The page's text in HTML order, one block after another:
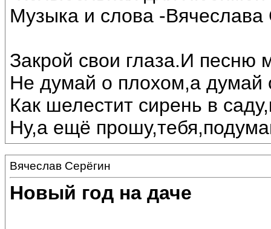
Музыка и слова -Вячеслава
Закрой свои глаза.И песню
Не думай о плохом,а думай
Как шелестит сирень в
Ну,а ещё
Вячеслав Серёгин
Новый год на даче